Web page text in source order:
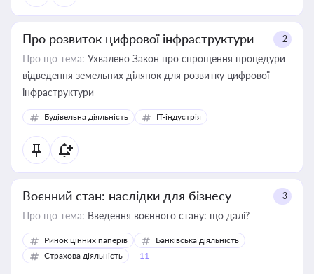
Про розвиток цифрової інфраструктури +2
Про що тема: Ухвалено Закон про спрощення процедури
відведення земельних ділянок для розвитку цифрової
інфраструктури
Будівельна діяльність IT-індустрія
Воєнний стан: наслідки для бізнесу +3
Про що тема: Введення воєнного стану: що далі?
Ринок цінних паперів
Банківська діяльність
Страхова діяльність
+11